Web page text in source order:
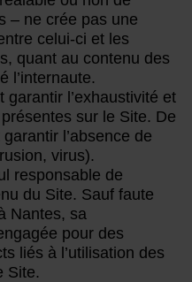
– ne crée pas une
celui-ci et les
quant au contenu des
l’internaute.
l’exhaustivité et
sur le Site. De
l’absence de
virus).
responsable de
du Site. Sauf faute
Nantes, sa
pour des
liés à l’utilisation des
Site.